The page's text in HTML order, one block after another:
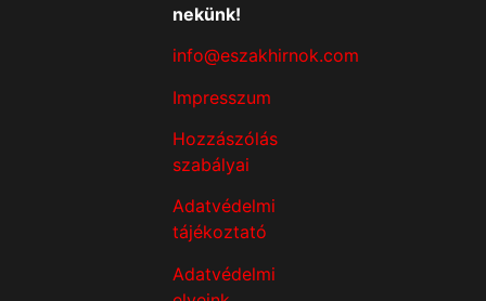
nekünk!
info@eszakhirnok.com
Impresszum
Hozzászólás
szabályai
Adatvédelmi
tájékoztató
Adatvédelmi